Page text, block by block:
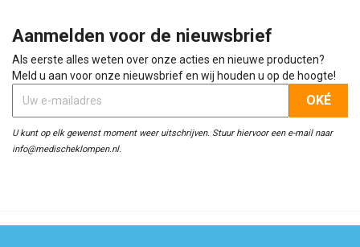
Aanmelden voor de nieuwsbrief
Als eerste alles weten over onze acties en nieuwe producten?
Meld u aan voor onze nieuwsbrief en wij houden u op de hoogte!
U kunt op elk gewenst moment weer uitschrijven. Stuur hiervoor een e-mail naar
info@medischeklompen.nl.